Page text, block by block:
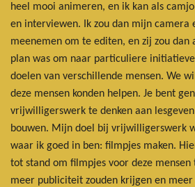
heel mooi animeren, en ik kan als
en interviewen. Ik zou dan mijn camera
meenemen om te editen, en zij zou dan
plan was om naar particuliere
doelen van verschillende mensen. We
deze mensen konden helpen. Je bent
vrijwilligerswerk te denken aan
bouwen. Mijn doel bij vrijwilligerswerk
waar ik goed in ben: filmpjes maken.
tot stand om filmpjes voor deze mensen
meer publiciteit zouden krijgen en meer